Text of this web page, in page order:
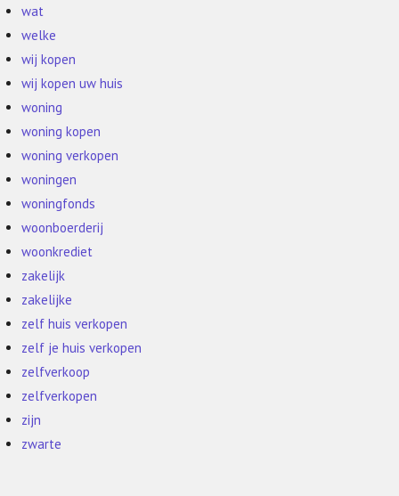
wat
welke
wij kopen
wij kopen uw huis
woning
woning kopen
woning verkopen
woningen
woningfonds
woonboerderij
woonkrediet
zakelijk
zakelijke
zelf huis verkopen
zelf je huis verkopen
zelfverkoop
zelfverkopen
zijn
zwarte